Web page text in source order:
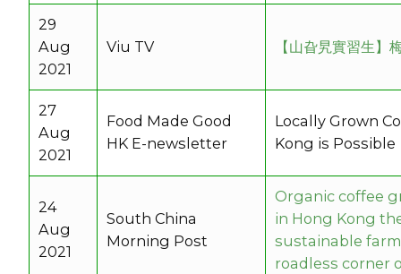
29
Aug
2021
Viu TV 【山旮旯實習生】
27
Aug
2021
Food Made Good
HK E-newsletter
Locally Grown
Kong is Possible
24
Aug
2021
South China
Morning Post
Organic coffee
in Hong Kong
sustainable
roadless corner